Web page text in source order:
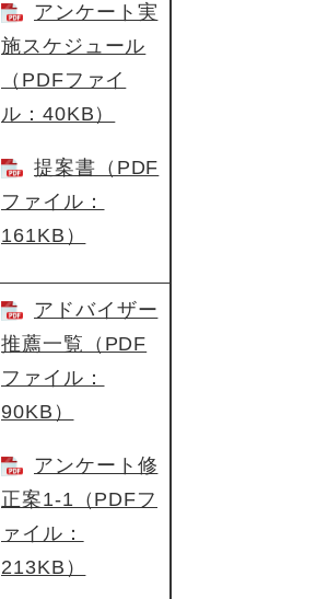
アンケート実
施スケジュール
（PDFファイ
ル：40KB）
提案書（PDF
ファイル：
161KB）
アドバイザー
推薦一覧（PDF
ファイル：
90KB）
アンケート修
正案1-1（PDFフ
ァイル：
213KB）